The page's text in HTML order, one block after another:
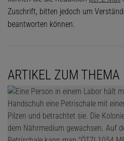
Zuschrift, bitten jedoch um
beantworten können.
ARTIKEL ZUM THEMA